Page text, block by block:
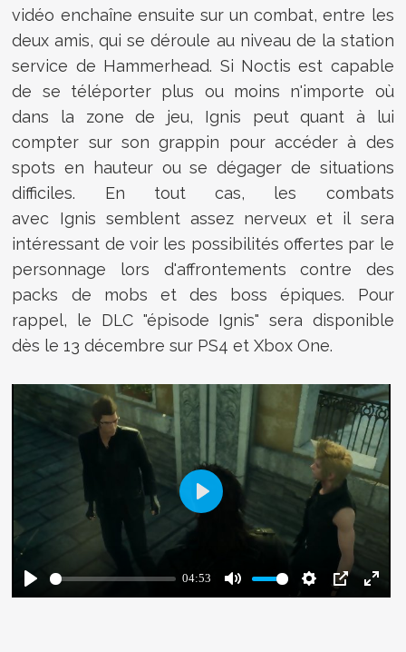
vidéo enchaîne ensuite sur un combat, entre les
deux amis, qui se déroule au niveau de la station
service de Hammerhead. Si Noctis est capable
de se téléporter plus ou moins n'importe où
dans la zone de jeu, Ignis peut quant à lui
compter sur son grappin pour accéder à des
spots en hauteur ou se dégager de situations
difficiles. En tout cas, les combats
avec Ignis semblent assez nerveux et il sera
intéressant de voir les possibilités offertes par le
personnage lors d'affrontements contre des
packs de mobs et des boss épiques. Pour
rappel, le DLC "épisode Ignis" sera disponible
dès le 13 décembre sur PS4 et XboxOne.